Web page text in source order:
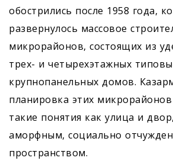
обострились после 1958 года,
развернулось массовое
микрорайонов, состоящих из
трех- и четырехэтажных
крупнопанельных домов.
планировка этих
такие понятия как улица и
аморфным, социально
пространством.